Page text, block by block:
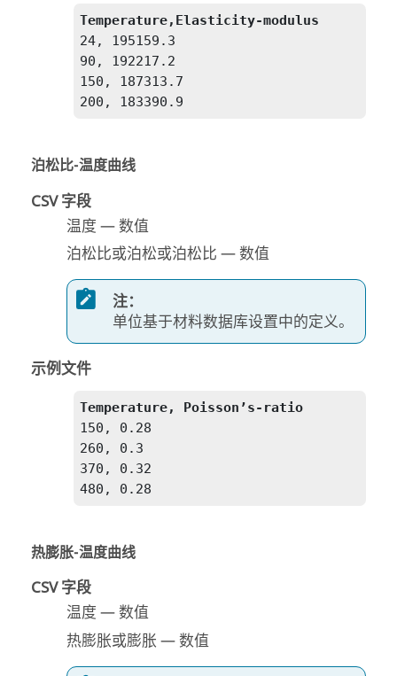
Temperature,Elasticity-modulus
24, 195159.3
90, 192217.2
150, 187313.7
200, 183390.9
泊松比-温度曲线
CSV 字段
温度 — 数值
泊松比或泊松或泊松比 — 数值
注：
单位基于材料数据库设置中的定义。
示例文件
Temperature, Poisson’s-ratio
150, 0.28
260, 0.3
370, 0.32
480, 0.28
热膨胀-温度曲线
CSV 字段
温度 — 数值
热膨胀或膨胀 — 数值